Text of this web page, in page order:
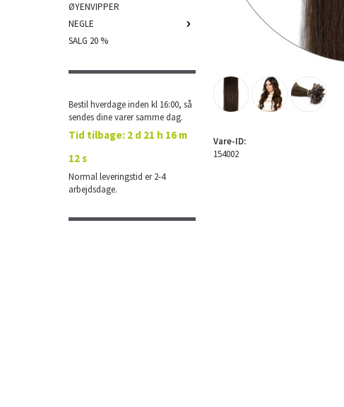
ØYENVIPPER
NEGLE
SALG 20 %
Bestil hverdage inden kl 16:00, så
sendes dine varer samme dag.
Tid tilbage: 2 d 21 h 16 m
12 s
Normal leveringstid er 2-4
arbejdsdage.
Vare-ID:
154002